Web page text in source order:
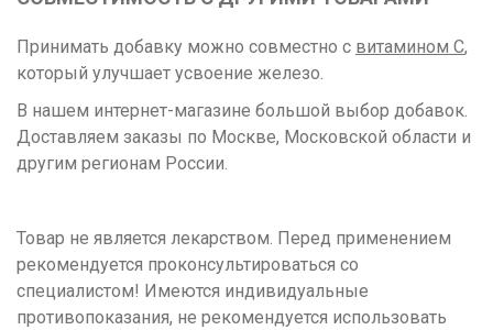
Принимать добавку можно совместно с витамином C,
который улучшает усвоение железо.
В нашем интернет-магазине большой выбор добавок.
Доставляем заказы по Москве, Московской области и
другим регионам России.
Товар не является лекарством. Перед применением
рекомендуется проконсультироваться со
специалистом! Имеются индивидуальные
противопоказания, не рекомендуется использовать